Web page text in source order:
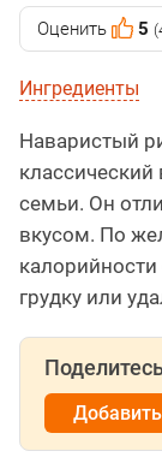
Оценить 5
Ингредиенты
Наваристый
семьи. Он
вкусом. По
грудку или